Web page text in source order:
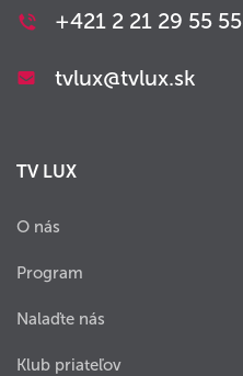
+421 2 21 29 55 55
tvlux@tvlux.sk
TV LUX
O nás
Program
Nalaďte nás
Klub priateľov